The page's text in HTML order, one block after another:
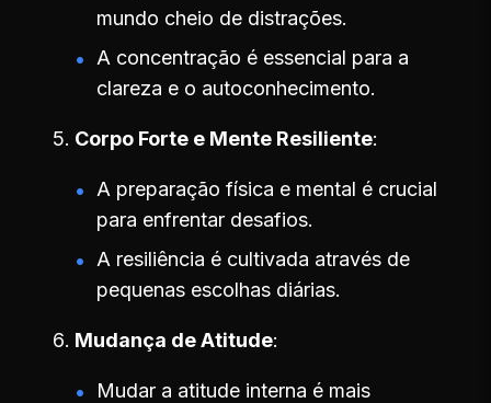
mundo cheio de distrações.
A concentração é essencial para a
clareza e o autoconhecimento.
Corpo Forte e Mente Resiliente
A preparação física e mental é crucial
para enfrentar desafios.
A resiliência é cultivada através de
pequenas escolhas diárias.
Mudança de Atitude
Mudar a atitude interna é mais